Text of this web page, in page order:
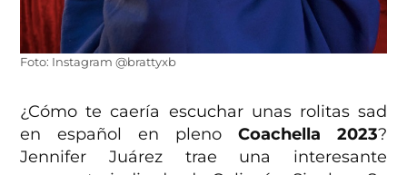
Foto: Instagram @brattyxb
¿Cómo te caería escuchar unas rolitas sad
en español en pleno Coachella 2023?
Jennifer Juárez trae una interesante